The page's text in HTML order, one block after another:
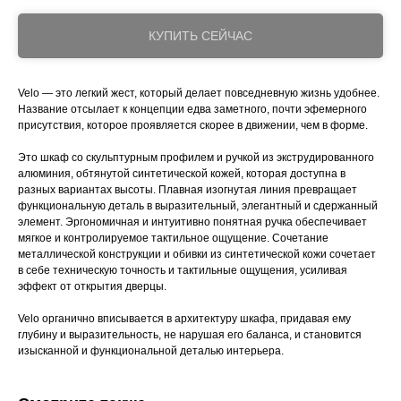
КУПИТЬ СЕЙЧАС
Velo — это легкий жест, который делает повседневную жизнь удобнее.
Название отсылает к концепции едва заметного, почти эфемерного
присутствия, которое проявляется скорее в движении, чем в форме.
Это шкаф со скульптурным профилем и ручкой из экструдированного
алюминия, обтянутой синтетической кожей, которая доступна в
разных вариантах высоты. Плавная изогнутая линия превращает
функциональную деталь в выразительный, элегантный и сдержанный
элемент. Эргономичная и интуитивно понятная ручка обеспечивает
мягкое и контролируемое тактильное ощущение. Сочетание
металлической конструкции и обивки из синтетической кожи сочетает
в себе техническую точность и тактильные ощущения, усиливая
эффект от открытия дверцы.
Velo органично вписывается в архитектуру шкафа, придавая ему
глубину и выразительность, не нарушая его баланса, и становится
изысканной и функциональной деталью интерьера.